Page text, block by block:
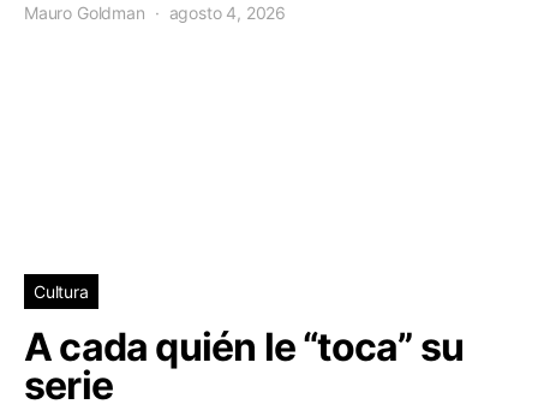
Mauro Goldman agosto 4, 2026
Cultura
A cada quién le “toca” su
serie